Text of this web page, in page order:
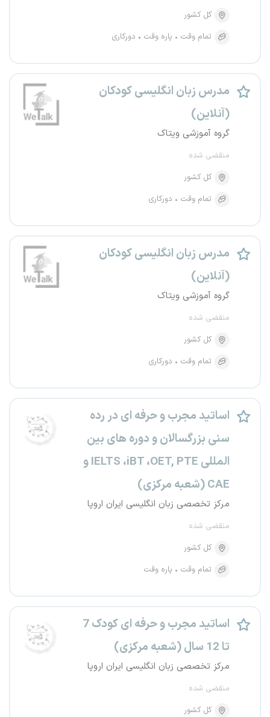
کل کشور
تمام وقت
پاره وقت دورکاری
مدرس زبان انگلیسی کودکان
(آنلاین)
گروه آموزشی ویتاک
منقضی شده
کل کشور
تمام وقت
دورکاری
مدرس زبان انگلیسی کودکان
(آنلاین)
گروه آموزشی ویتاک
منقضی شده
کل کشور
تمام وقت
دورکاری
اساتید مجرب و حرفه ای در رده
سنی بزرگسالان و دوره های بین
المللی IELTS ،iBT ،OET, PTE و
CAE (شعبه مرکزی)
مرکز تخصصی زبان انگلیسی ایران اروپا
منقضی شده
کل کشور
تمام وقت
پاره وقت
اساتید مجرب و حرفه ای کودک 7
تا 12 سال (شعبه مرکزی)
مرکز تخصصی زبان انگلیسی ایران اروپا
منقضی شده
کل کشور